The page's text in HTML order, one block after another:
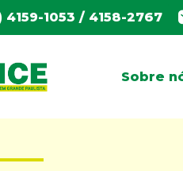
4159-1053 / 4158-2767
Sobre